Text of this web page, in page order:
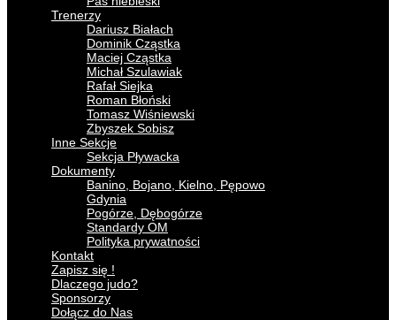
Trenerzy
Dariusz Białach
Dominik Cząstka
Maciej Cząstka
Michał Szulawiak
Rafał Siejka
Roman Błoński
Tomasz Wiśniewski
Zbyszek Sobisz
Inne Sekcje
Sekcja Pływacka
Dokumenty
Banino, Bojano, Kielno, Pępowo
Gdynia
Pogórze, Dębogórze
Standardy OM
Polityka prywatności
Kontakt
Zapisz się !
Dlaczego judo?
Sponsorzy
Dołącz do Nas